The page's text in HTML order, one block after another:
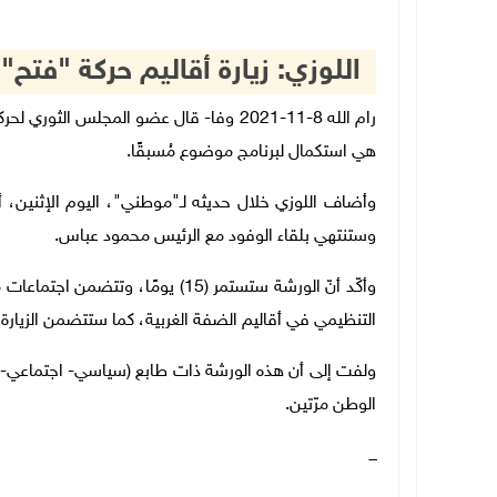
اللوزي: زيارة أقاليم حركة
رام الله 8-11-2021 وفا- قال عضو المجلس
هي استكمال لبرنامج موضوع مُسبقًا.
وأضاف اللوزي خلال حديثه لـ"موطني"، اليوم
وستنتهي بلقاء الوفود مع الرئيس محمود عباس.
وأكّد أنّ الورشة ستستمر (15)
التنظيمي في أقاليم الضفة الغربية، كما ستتضمن
ولفت إلى أن هذه الورشة ذات طابع (سياسي-
الوطن مرّتين.
ـــ